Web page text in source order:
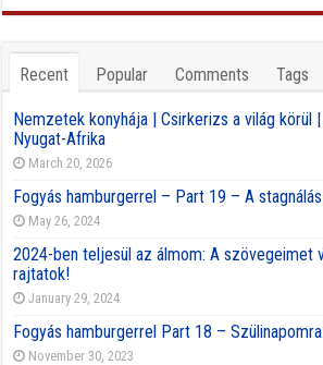
Recent Popular Comments Tags
Nemzetek konyhája | Csirkerizs a világ körül
Nyugat-Afrika
March 20, 2026
Fogyás hamburgerrel – Part 19 – A
May 26, 2024
2024-ben teljesül az álmom: A szövegeimet
rajtatok!
January 29, 2024
Fogyás hamburgerrel Part 18 –
November 30, 2023